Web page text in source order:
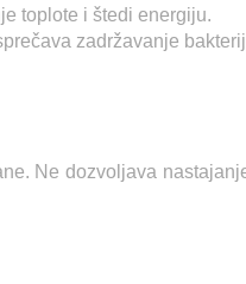
toplote i štedi energiju.
zadržavanje
Ne dozvoljava